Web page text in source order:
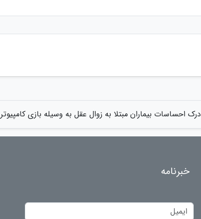
درک احساسات بیماران مبتلا به زوال عقل به وسیله بازی
خبرنامه